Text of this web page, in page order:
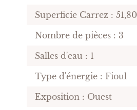
Superficie Carrez :
Nombre de pièces : 3
Salles d'eau : 1
Type d'énergie : Fioul
Exposition : Ouest